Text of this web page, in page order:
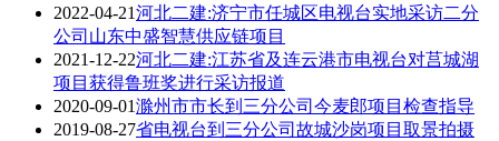
2022-04-21河北二建:济宁市任城区电视台实地采访二分
公司山东中盛智慧供应链项目
2021-12-22河北二建:江苏省及连云港市电视台对莒城湖
项目获得鲁班奖进行采访报道
2020-09-01滁州市市长到三分公司今麦郎项目检查指导
2019-08-27省电视台到三分公司故城沙岗项目取景拍摄